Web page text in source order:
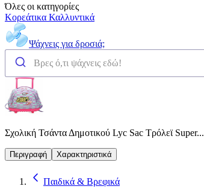
Όλες οι κατηγορίες
Κορεάτικα Καλλυντικά
Ψάχνεις για δροσιά;
Σχολική Τσάντα Δημοτικού Lyc Sac Τρόλεϊ Super...
Περιγραφή Χαρακτηριστικά
Παιδικά & Βρεφικά